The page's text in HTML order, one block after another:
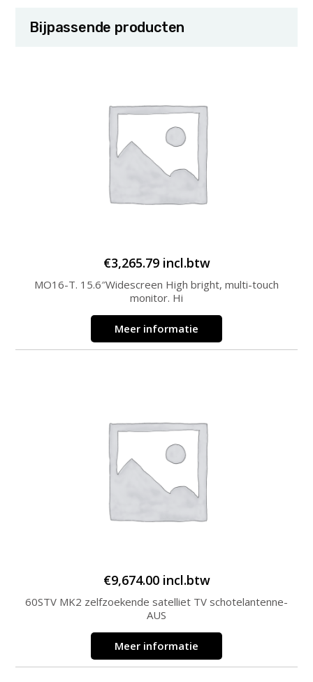
Bijpassende producten
€3,265.79 incl.btw
MO16-T. 15.6″Widescreen High bright, multi-touch
monitor. Hi
Meer informatie
€9,674.00 incl.btw
60STV MK2 zelfzoekende satelliet TV schotelantenne-
AUS
Meer informatie